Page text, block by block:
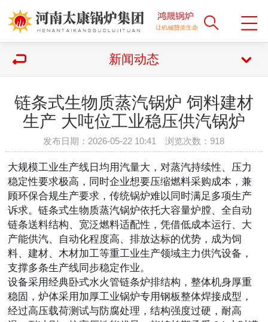
新闻动态
链条式生物质蒸汽锅炉 饲料建材
生产 大吨位工业稳压供汽锅炉
发布日期：2026-05-22 10:41 浏览次数： 918
大规模工业生产线日均用汽量大，对蒸汽持续性、压力
稳定性要求极高，同时企业想要压缩燃料采购成本，兼
顾环保合规生产要求，传统锅炉难以同时满足多项生产
诉求。链条式生物质蒸汽锅炉依托大容量炉膛、全自动
链条送料结构、宽泛燃料适配性，凭借低成本运行、大
产能供汽、自动化程度高、排放达标的优势，成为饲
料、建材、木材加工等重工业生产领域主力供汽设备，
支撑多条生产线同步稳定作业。
设备采用经典卧式水火管链条炉排结构，整体机身厚重
稳固，炉体采用加厚工业锅炉专用钢板整体焊接成型，
经过高压载荷测试与防腐处理，结构强度过硬，耐高